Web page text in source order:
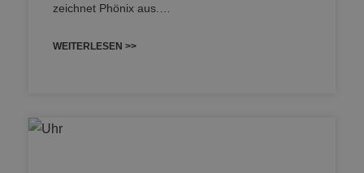
zeichnet Phönix aus.…
WEITERLESEN >>